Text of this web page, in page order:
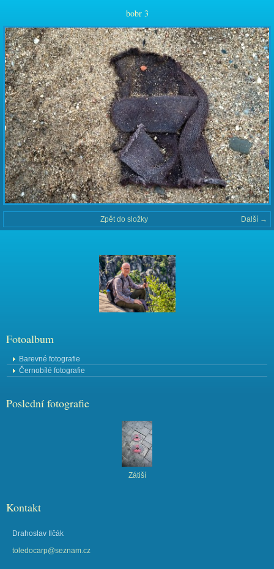
bobr 3
Další →
Zpět do složky
Fotoalbum
Barevné fotografie
Černobílé fotografie
Poslední fotografie
Zátiší
Kontakt
Drahoslav Ilčák
toledocarp@seznam.cz